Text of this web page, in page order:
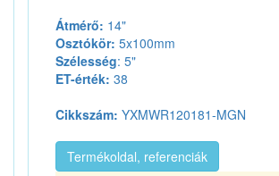
Átmérő: 14"
Osztókör: 5x100mm
Szélesség: 5"
ET-érték: 38
Cikkszám: YXMWR120181-MGN
Termékoldal, referenciák